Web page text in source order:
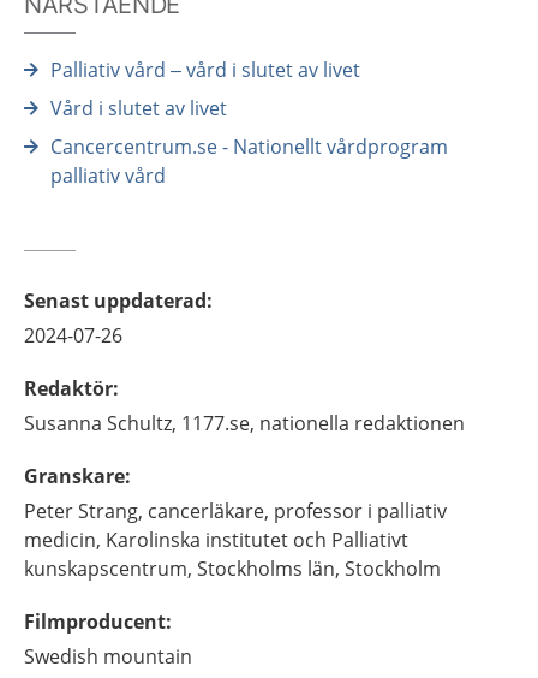
Palliativ vård – vård i slutet av livet
Vård i slutet av livet
Cancercentrum.se - Nationellt vårdprogram
palliativ vård
Senast uppdaterad:
2024-07-26
Redaktör:
Susanna Schultz, 1177.se, nationella redaktionen
Granskare:
PeterStrang, cancerläkare, professor i palliativ
medicin, Karolinska institutet och Palliativt
kunskapscentrum, Stockholms län, Stockholm
Filmproducent:
Swedish mountain